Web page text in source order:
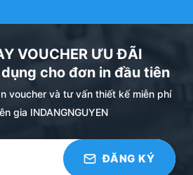
VOUCHER ƯU ĐÃI
cho đơn in đầu tiên
voucher và tư vấn thiết kế miễn phí
gia INDANGNGUYEN